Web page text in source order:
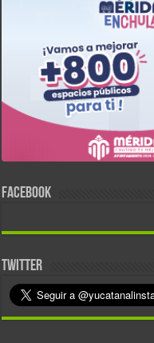
FACEBOOK
TWITTER